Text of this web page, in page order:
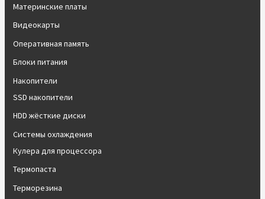
Материнские платы
Видеокарты
Оперативная память
Блоки питания
Накопители
SSD накопители
HDD жёсткие диски
Системы охлаждения
Кулера для процессора
Термопаста
Терморезина